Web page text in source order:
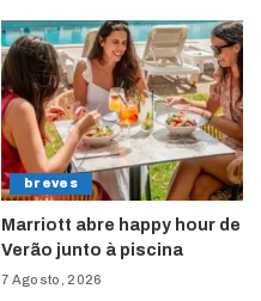
breves
Marriott abre happy hour de
Verão junto à piscina
7 Agosto, 2026